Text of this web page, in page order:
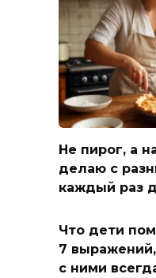
Не пирог, а
делаю с
каждый раз
Что дети
7
с ними